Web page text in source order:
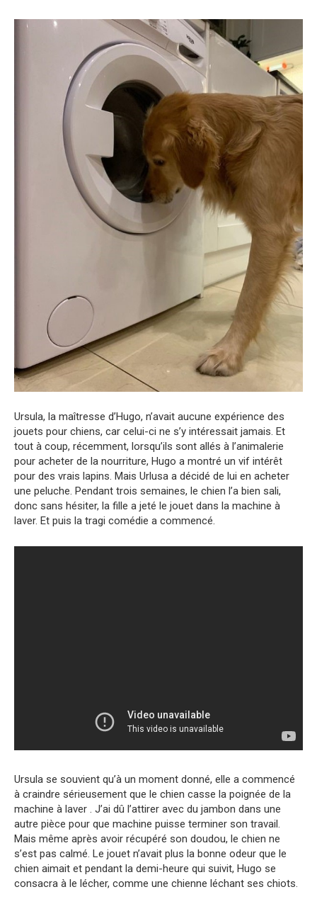
Ursula, la maîtresse d’Hugo, n’avait aucune expérience des
jouets pour chiens, car celui-ci ne s’y intéressait jamais. Et
tout à coup, récemment, lorsqu’ils sont allés à l’animalerie
pour acheter de la nourriture, Hugo a montré un vif intérêt
pour des vrais lapins. Mais Urlusa a décidé de lui en acheter
une peluche. Pendant trois semaines, le chien l’a bien sali,
donc sans hésiter, la fille a jeté le jouet dans la machine à
laver. Et puis la tragi comédie a commencé.
Ursula se souvient qu’à un moment donné, elle a commencé
à craindre sérieusement que le chien casse la poignée de la
machine à laver . J’ai dû l’attirer avec du jambon dans une
autre pièce pour que machine puisse terminer son travail.
Mais même après avoir récupéré son doudou, le chien ne
s’est pas calmé. Le jouet n’avait plus la bonne odeur que le
chien aimait et pendant la demi-heure qui suivit, Hugo se
consacra à le lécher, comme une chienne léchant ses chiots.